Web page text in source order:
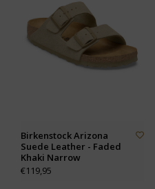
Birkenstock Arizona
Suede Leather - Faded
Khaki Narrow
€119,95